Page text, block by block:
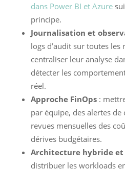
dans Power BI et Azure
principe.
Journalisation et
logs d’audit sur toutes les
centraliser leur analyse
détecter les
réel.
Approche FinOps:
par équipe, des alertes
revues mensuelles des
dérives budgétaires.
Architecture hybride
distribuer les workloads